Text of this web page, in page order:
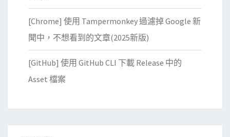
[Chrome] 使用 Tampermonkey 過濾掉 Google 新
聞中，不想看到的文章(2025新版)
[GitHub] 使用 GitHub CLI 下載 Release 中的
Asset 檔案